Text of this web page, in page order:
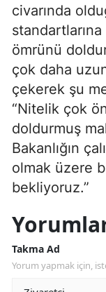
civarında
ömrünü
çok daha
çekerek şu
“Nitelik çok
doldurmuş
Bakanlığın
olmak üzere
bekliyoruz.”
Takma Ad
Yorum yapmak için,